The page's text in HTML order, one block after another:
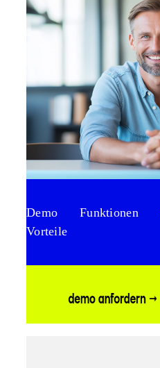
Demo Funktionen
Vorteile